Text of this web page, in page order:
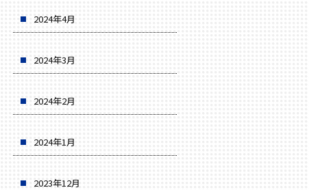
2024年4月
2024年3月
2024年2月
2024年1月
2023年12月